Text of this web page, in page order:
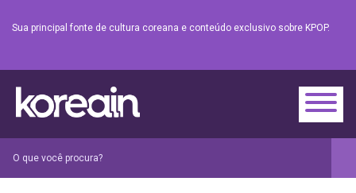
Sua principal fonte de cultura coreana e conteúdo exclusivo sobre KPOP.